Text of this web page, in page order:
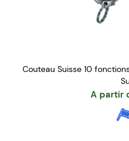
Couteau Suisse 10
A partir